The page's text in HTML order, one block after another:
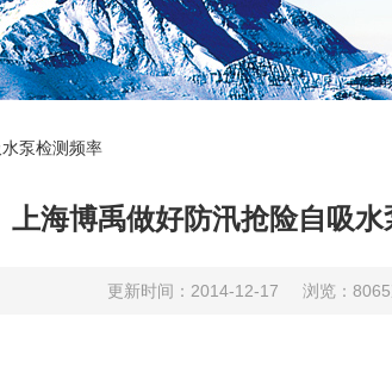
水泵检测频率
上海博禹做好防汛抢险自吸
更新时间：2014-12-17 浏览：